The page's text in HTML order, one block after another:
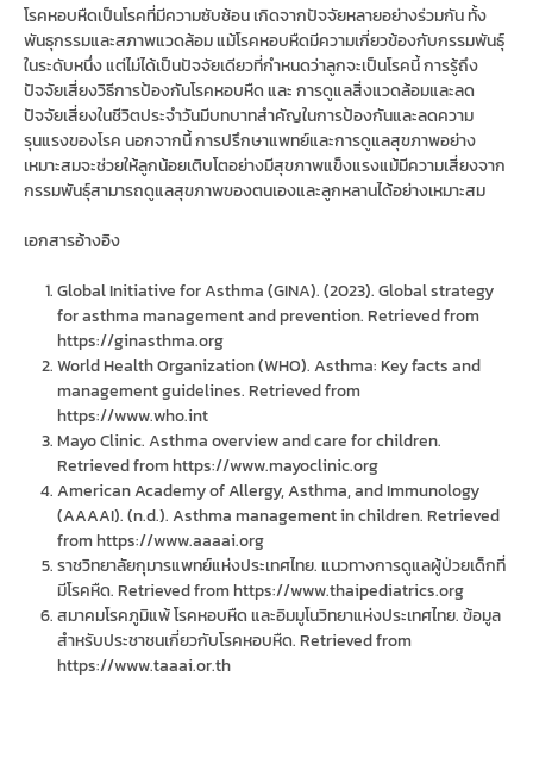
โรคหอบหืดเป็นโรคที่มีความซับซ้อน เกิดจากปัจจัยหลายอย่างร่วมกัน ทั้ง
พันธุกรรมและสภาพแวดล้อม แม้โรคหอบหืดมีความเกี่ยวข้องกับกรรมพันธุ์
ในระดับหนึ่ง แต่ไม่ได้เป็นปัจจัยเดียวที่กำหนดว่าลูกจะเป็นโรคนี้ การรู้ถึง
ปัจจัยเสี่ยงวิธีการป้องกันโรคหอบหืด และ การดูแลสิ่งแวดล้อมและลด
ปัจจัยเสี่ยงในชีวิตประจำวันมีบทบาทสำคัญในการป้องกันและลดความ
รุนแรงของโรค นอกจากนี้ การปรึกษาแพทย์และการดูแลสุขภาพอย่าง
เหมาะสมจะช่วยให้ลูกน้อยเติบโตอย่างมีสุขภาพแข็งแรงแม้มีความเสี่ยงจาก
กรรมพันธุ์สามารถดูแลสุขภาพของตนเองและลูกหลานได้อย่างเหมาะสม
เอกสารอ้างอิง
Global Initiative for Asthma (GINA). (2023). Global strategy
for asthma management and prevention. Retrieved from
https://ginasthma.org
World Health Organization (WHO). Asthma: Key facts and
management guidelines. Retrieved from
https://www.who.int
Mayo Clinic. Asthma overview and care for children.
Retrieved from https://www.mayoclinic.org
American Academy of Allergy, Asthma, and Immunology
(AAAAI). (n.d.). Asthma management in children. Retrieved
from https://www.aaaai.org
ราชวิทยาลัยกุมารแพทย์แห่งประเทศไทย. แนวทางการดูแลผู้ป่วยเด็กที่
มีโรคหืด. Retrieved from https://www.thaipediatrics.org
สมาคมโรคภูมิแพ้ โรคหอบหืด และอิมมูโนวิทยาแห่งประเทศไทย. ข้อมูล
สำหรับประชาชนเกี่ยวกับโรคหอบหืด. Retrieved from
https://www.taaai.or.th